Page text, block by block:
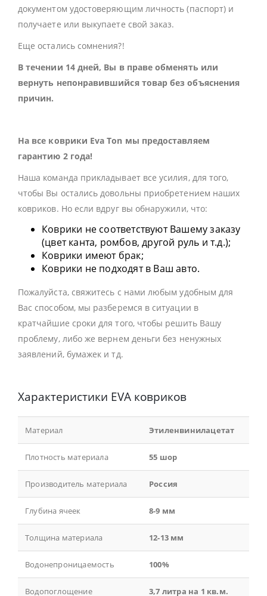
документом удостоверяющим личность (паспорт) и
получаете или выкупаете свой заказ.
Еще остались сомнения?!
В течении 14 дней, Вы в праве обменять или
вернуть непонравившийся товар без объяснения
причин.
На все коврики Eva Ton мы предоставляем
гарантию 2 года!
Наша команда прикладывает все усилия, для того,
чтобы Вы остались довольны приобретением наших
ковриков. Но если вдруг вы обнаружили, что:
Коврики не соответствуют Вашему заказу
(цвет канта, ромбов, другой руль и т.д.);
Коврики имеют брак;
Коврики не подходят в Ваш авто.
Пожалуйста, свяжитесь с нами любым удобным для
Вас способом, мы разберемся в ситуации в
кратчайшие сроки для того, чтобы решить Вашу
проблему, либо же вернем деньги без ненужных
заявлений, бумажек и тд.
Характеристики EVA ковриков
Материал Этиленвинилацетат
Плотность материала 55 шор
Производитель материала Россия
Глубина ячеек 8-9 мм
Толщина материала 12-13 мм
Водонепроницаемость 100%
Водопоглощение 3,7 литра на 1 кв.м.